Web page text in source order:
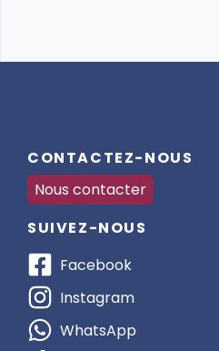
CONTACTEZ-NOUS
Nous contacter
SUIVEZ-NOUS
Facebook
Instagram
WhatsApp